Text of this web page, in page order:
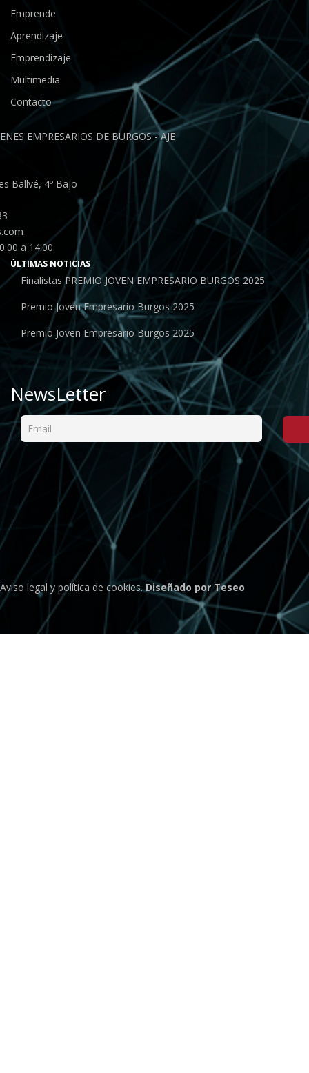
Emprende
Aprendizaje
Emprendizaje
Multimedia
Contacto
EMPRESARIOS DE BURGOS - AJE
Ballvé, 4º Bajo
a 14:00
ÚLTIMAS NOTICIAS
Finalistas PREMIO JOVEN EMPRESARIO BURGOS 2025
Premio Joven Empresario Burgos 2025
Premio Joven Empresario Burgos 2025
NewsLetter
Aviso legal y política de cookies.Diseñado por Teseo